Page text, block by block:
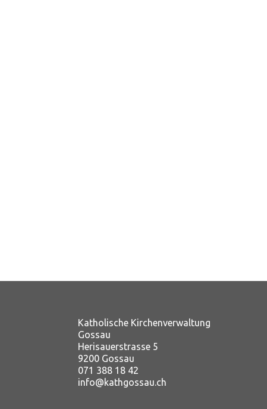
Katholische Kirchenverwaltung
Gossau
Herisauerstrasse 5
9200 Gossau
071 388 18 42
info@kathgossau.ch